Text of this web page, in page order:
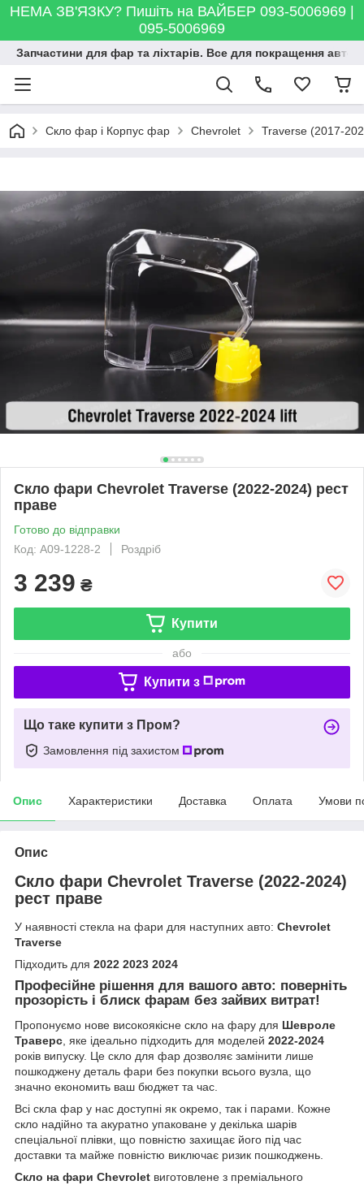
НЕМА ЗВ'ЯЗКУ? Пишіть на ВАЙБЕР 093-5006969 |
095-5006969
Запчастини для фар та ліхтарів. Все для покращення
Скло фар і Корпус фар Chevrolet Traverse (2017-
Скло фари Chevrolet Traverse (2022-2024) рест
праве
Готово до відправки
Код: A09-1228-2
Роздріб
3 239 ₴
Купити
або
Купити з
Що таке купити з Пром?
Замовлення під захистом
Опис Характеристики Доставка Оплата Умови
Опис
Скло фари Chevrolet Traverse (2022-2024)
рест праве
У наявності стекла на фари для наступних авто: Chevrolet
Traverse
Підходить для 2022 2023 2024
Професійне рішення для вашого авто: поверніть
прозорість і блиск фарам без зайвих витрат!
Пропонуємо нове високоякісне скло на фару для Шевроле
Траверс, яке ідеально підходить для моделей 2022-2024
років випуску. Це скло для фар дозволяє замінити лише
пошкоджену деталь фари без покупки всього вузла, що
значно економить ваш бюджет та час.
Всі скла фар у нас доступні як окремо, так і парами. Кожне
скло надійно та акуратно упаковане у декілька шарів
спеціальної плівки, що повністю захищає його під час
доставки та майже повністю виключає ризик пошкоджень.
Скло на фари Chevrolet виготовлене з преміального